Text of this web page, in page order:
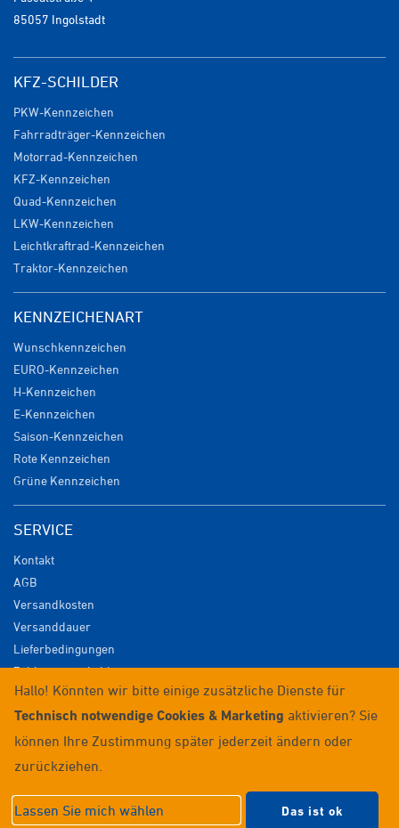
85057 Ingolstadt
KFZ-SCHILDER
PKW-Kennzeichen
Fahrradträger-Kennzeichen
Motorrad-Kennzeichen
KFZ-Kennzeichen
Quad-Kennzeichen
LKW-Kennzeichen
Leichtkraftrad-Kennzeichen
Traktor-Kennzeichen
KENNZEICHENART
Wunschkennzeichen
EURO-Kennzeichen
H-Kennzeichen
E-Kennzeichen
Saison-Kennzeichen
Rote Kennzeichen
Grüne Kennzeichen
SERVICE
Kontakt
AGB
Versandkosten
Versanddauer
Lieferbedingungen
Zahlungsmöglichkeiten
Datenschutz
Impressum
Widerrufsrecht
Anmelden / Registrieren
© 2026 Wunschkennzeichenversand
Datenschutzeinstellungen|
Hallo! Könnten wir bitte einige zusätzliche Dienste für
Technisch notwendige Cookies & Marketing aktivieren? Sie
können Ihre Zustimmung später jederzeit ändern oder
zurückziehen.
Lassen Sie mich wählen Das ist ok